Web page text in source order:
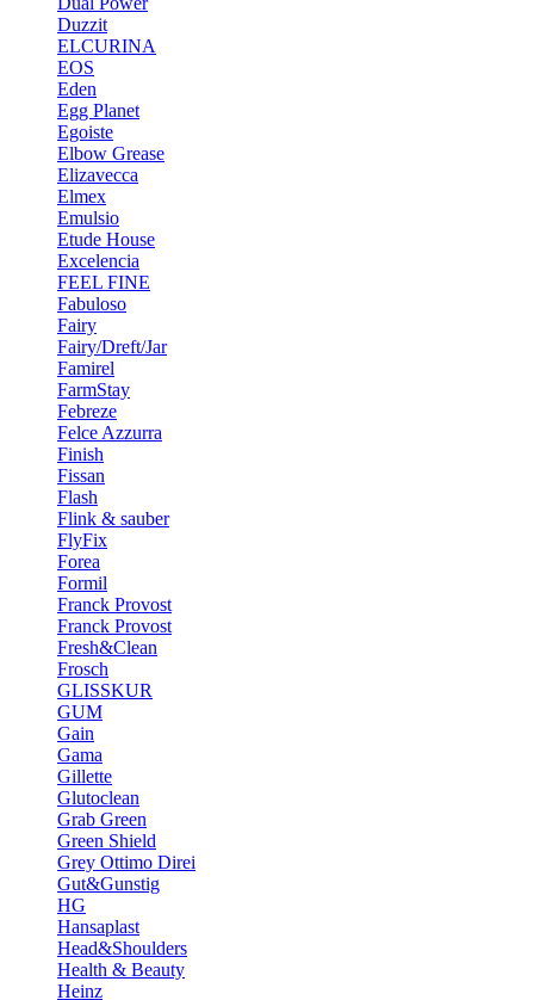
Duzzit
ELCURINA
EOS
Eden
Egg Planet
Egoiste
Elbow Grease
Elizavecca
Elmex
Emulsio
Etude House
Excelencia
FEEL FINE
Fabuloso
Fairy
Fairy/Dreft/Jar
Famirel
FarmStay
Febreze
Felce Azzurra
Finish
Fissan
Flash
Flink & sauber
FlyFix
Forea
Formil
Franck Provost
Franck Provost
Fresh&Clean
Frosch
GLISSKUR
GUM
Gain
Gama
Gillette
Glutoclean
Grab Green
Green Shield
Grey Ottimo Direi
Gut&Gunstig
HG
Hansaplast
Head&Shoulders
Health & Beauty
Heinz